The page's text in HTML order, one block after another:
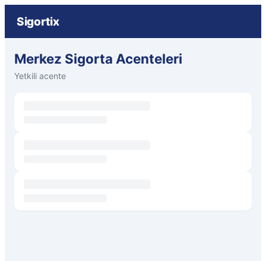
Sigortix
Merkez Sigorta Acenteleri
Yetkili acente